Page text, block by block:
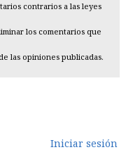
contrarios a las leyes
los comentarios que
las opiniones publicadas.
Iniciar sesión